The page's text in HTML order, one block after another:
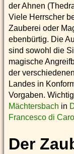
der Ahnen
Viele Herrscher
Zauberei oder
ebenbürtig. Die
sind sowohl die
magische
der
Landes in
Vorgaben.
Mächtersbach in
Francesco di Caro
Der